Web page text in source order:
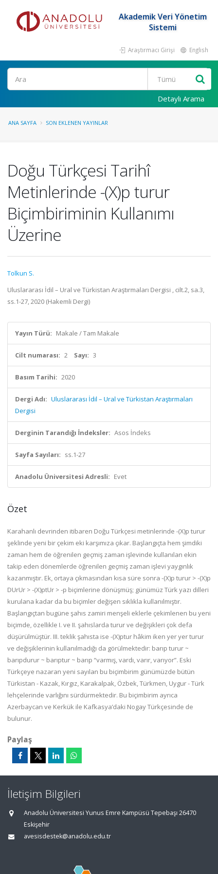
Akademik Veri Yönetim
Sistemi
Araştırmacı Girişi English
Ara
Detaylı Arama
ANA SAYFA SON EKLENEN YAYINLAR
Doğu Türkçesi Tarihî
Metinlerinde -(X)p turur
Biçimbiriminin Kullanımı
Üzerine
Tolkun S.
Uluslararası İdil – Ural ve Türkistan Araştırmaları Dergisi , cilt.2, sa.3,
ss.1-27, 2020 (Hakemli Dergi)
Yayın Türü: Makale / Tam Makale
Cilt numarası: 2 Sayı: 3
Basım Tarihi: 2020
Dergi Adı: Uluslararası İdil – Ural ve Türkistan Araştırmaları
Dergisi
Derginin Tarandığı İndeksler: Asos İndeks
Sayfa Sayıları: ss.1-27
Anadolu Üniversitesi Adresli: Evet
Özet
Karahanlı devrinden itibaren Doğu Türkçesi metinlerinde -(X)p turur
şeklinde yeni bir çekim eki karşımıza çıkar. Başlangıçta hem şimdiki
zaman hem de öğrenilen geçmiş zaman işlevinde kullanılan ekin
takip eden dönemlerde öğrenilen geçmiş zaman işlevi yaygınlık
kazanmıştır. Ek, ortaya çıkmasından kısa süre sonra -(X)p turur > -(X)p
DUrUr > -(X)ptUr > -p biçimlerine dönüşmüş; günümüz Türk yazı dilleri
kurulana kadar da bu biçimler değişen sıklıkla kullanılmıştır.
Başlangıçtan bugüne şahıs zamiri menşeli eklerle çekimlenen bu yeni
biçimde, özellikle I. ve II. şahıslarda turur ve değişikleri çok defa
düşürülmüştür. III. teklik şahısta ise -(X)ptur hâkim iken yer yer turur
ve değişiklerinin kullanılmadığı da görülmektedir: barıp turur ~
barıpdurur ~ barıptur ~ barıp “varmış, vardı, varır, varıyor”. Eski
Türkçeye nazaran yeni sayılan bu biçimbirim günümüzde bütün
Türkistan - Kazak, Kırgız, Karakalpak, Özbek, Türkmen, Uygur - Türk
lehçelerinde varlığını sürdürmektedir. Bu biçimbirim ayrıca
Azerbaycan ve Kerkük ile Kafkasya’daki Nogay Türkçesinde de
bulunur.
Paylaş
İletişim Bilgileri
Anadolu Üniversitesi Yunus Emre Kampüsü Tepebaşı 26470
Eskişehir
avesisdestek@anadolu.edu.tr